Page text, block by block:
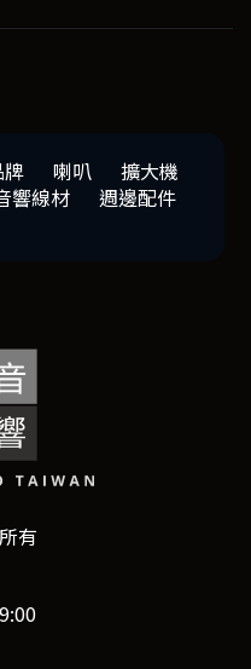
牌 喇叭
擴大機
響線材
週邊配件
有